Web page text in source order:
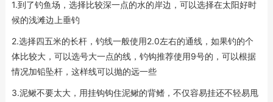
1.到了钓鱼场，选择比较深一点的水的岸边，可以选择在太阳好时
候的浅滩边上垂钓
2.选择四五米的长杆，钓线一般使用2.0左右的通线，如果钓的个
体比较大，可以选号大一点的线，钓钩推荐使用9号的，可以根据
情况加铅坠杆，这样线可以抛的远一些
3.泥鳅不要太大，用挂钩钩住泥鳅的背鳍，不仅容易挂还不轻易甩